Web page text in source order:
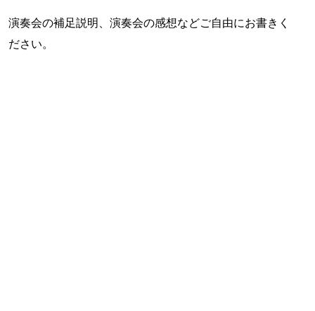
演奏会の補足説明、演奏会の感想などご自由にお書きく
ださい。